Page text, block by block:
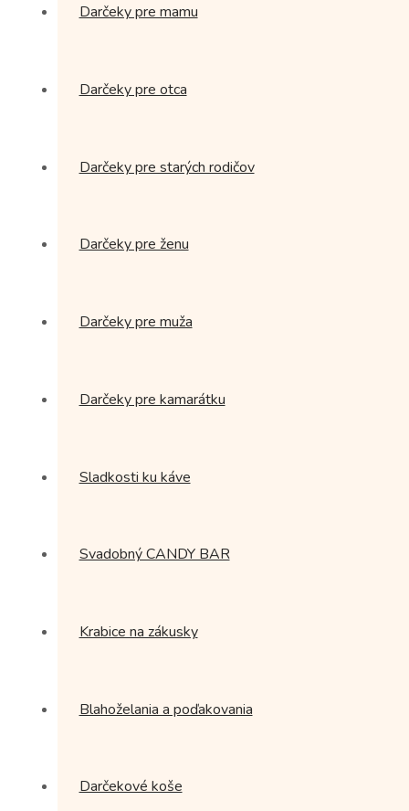
Darčeky pre mamu
Darčeky pre otca
Darčeky pre starých rodičov
Darčeky pre ženu
Darčeky pre muža
Darčeky pre kamarátku
Sladkosti ku káve
Svadobný CANDY BAR
Krabice na zákusky
Blahoželania a poďakovania
Darčekové koše